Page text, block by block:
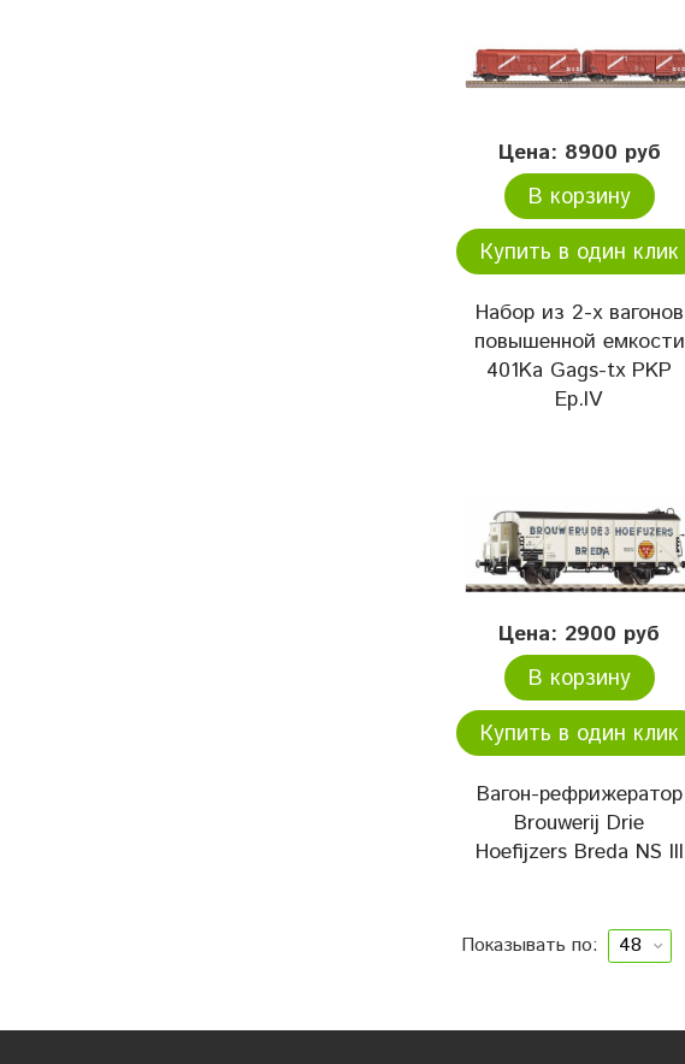
Цена: 8900 руб
В корзину
Купить в один клик
Набор из 2-х вагонов
повышенной емкости
401Ka Gags-tx PKP
Ep.IV
Цена: 2900 руб
В корзину
Купить в один клик
Вагон-рефрижератор
Brouwerij Drie
Hoefijzers Breda NS III
Показывать по: